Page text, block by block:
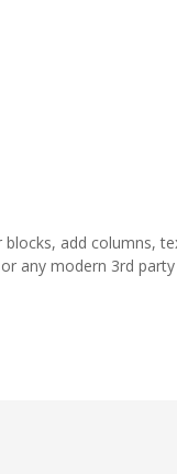
add columns,
any modern 3rd